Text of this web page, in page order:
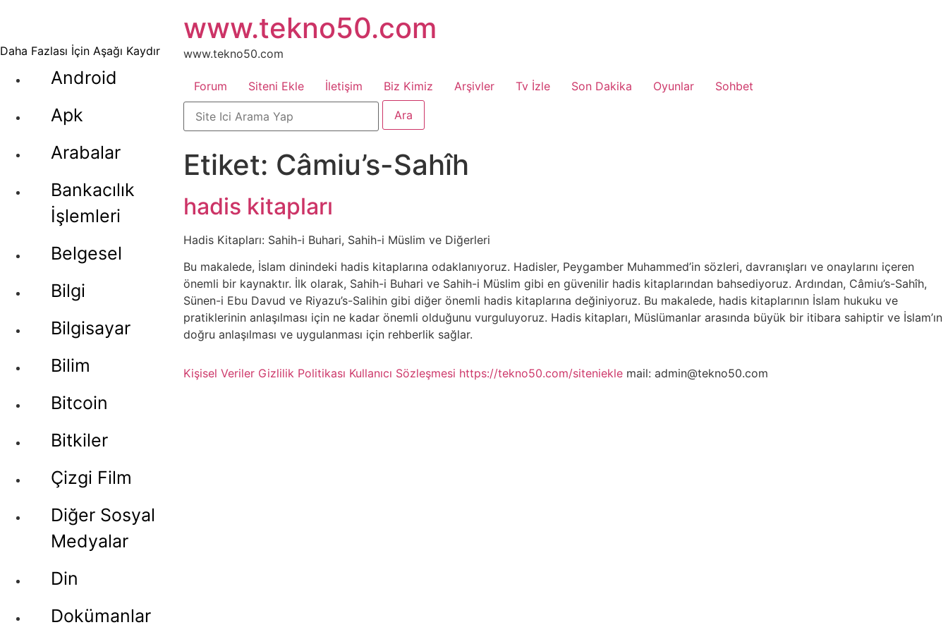
Daha Fazlası İçin Aşağı Kaydır
Android
Apk
Arabalar
Bankacılık
İşlemleri
Belgesel
Bilgi
Bilgisayar
Bilim
Bitcoin
Bitkiler
Çizgi Film
Diğer Sosyal
Medyalar
Din
Dokümanlar
atla
www.tekno50.com
www.tekno50.com
Forum Siteni Ekle İletişim Biz Kimiz Arşivler Tv İzle Son Dakika Oyunlar Sohbet
Etiket: Câmiu’s-Sahîh
hadis kitapları
Hadis Kitapları: Sahih-i Buhari, Sahih-i Müslim ve Diğerleri
Bu makalede, İslam dinindeki hadis kitaplarına odaklanıyoruz. Hadisler, Peygamber Muhammed’in sözleri, davranışları ve onaylarını içeren
önemli bir kaynaktır. İlk olarak, Sahih-i Buhari ve Sahih-i Müslim gibi en güvenilir hadis kitaplarından bahsediyoruz. Ardından, Câmiu’s-Sahîh,
Sünen-i Ebu Davud ve Riyazu’s-Salihin gibi diğer önemli hadis kitaplarına değiniyoruz. Bu makalede, hadis kitaplarının İslam hukuku ve
pratiklerinin anlaşılması için ne kadar önemli olduğunu vurguluyoruz. Hadis kitapları, Müslümanlar arasında büyük bir itibara sahiptir ve İslam’ın
doğru anlaşılması ve uygulanması için rehberlik sağlar.
Kişisel Veriler Gizlilik Politikası Kullanıcı Sözleşmesi https://tekno50.com/siteniekle mail: admin@tekno50.com